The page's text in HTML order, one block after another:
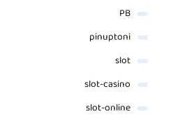
PB
pinuptoni
slot
slot-casino
slot-online